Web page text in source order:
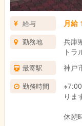
給与 月給
勤務地
兵庫
トラ
最寄駅 神戸
勤務時間
りま
休憩